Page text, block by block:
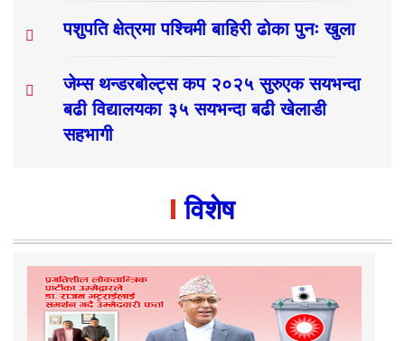
पशुपति क्षेत्रमा पश्चिमी बाहिरी ढोका पुनः खुला
जेम्स थन्डरबोल्ट्स कप २०२५ सुरुएक सयभन्दा
बढी विद्यालयका ३५ सयभन्दा बढी खेलाडी
सहभागी
विशेष